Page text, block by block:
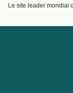
Billet de bateau
Le site leader mondial